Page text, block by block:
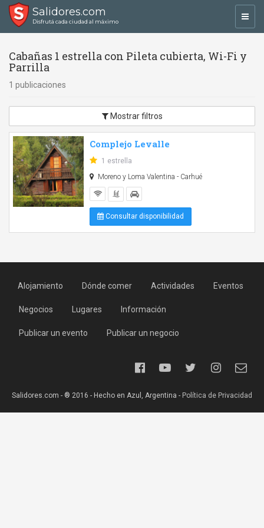
Salidores.com
Disfrutá cada ciudad al máximo
Cabañas 1 estrella con Pileta cubierta, Wi-Fi y
Parrilla
1 publicaciones
Mostrar filtros
Complejo Levalle
1 estrella
Moreno y Loma Valentina - Carhué
Consultar disponibilidad
Alojamiento Dónde comer Actividades Eventos
Negocios Lugares Información
Publicar un evento Publicar un negocio
Salidores.com - ® 2016 - Hecho en Azul, Argentina - Política de Privacidad